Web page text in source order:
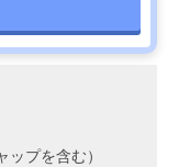
プを含む）